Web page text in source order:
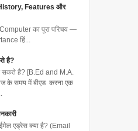
Features और
का पूरा परिचय —
हिं...
है?
सकते है? [B.Ed and M.A.
के समय में बीएड करना एक
एड्रेस क्या है? (Email